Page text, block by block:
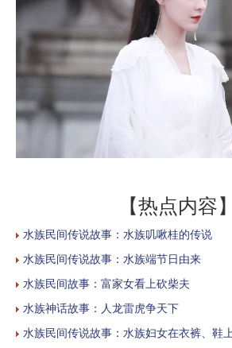
【热点内容】
水族民间传说故事：水族叽啾桂的传说
水族民间传说故事：水族端节日由来
水族民间故事：富家女看上砍柴夫
水族神话故事：人龙雷虎争天下
水族民间传说故事：水族妇女在衣裤、鞋